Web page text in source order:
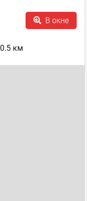
В окне
0.5 км